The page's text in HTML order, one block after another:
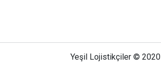
Yeşil Lojistikçiler © 2020